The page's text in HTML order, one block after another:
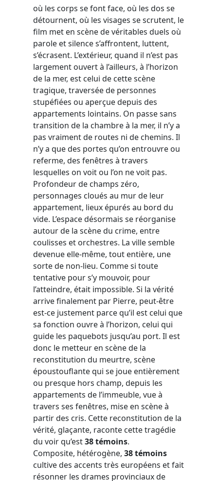
où les corps se font face, où les dos se
détournent, où les visages se scrutent, le
film met en scène de véritables duels où
parole et silence s’affrontent, luttent,
s’écrasent. L’extérieur, quand il n’est pas
largement ouvert à l’ailleurs, à l’horizon
de la mer, est celui de cette scène
tragique, traversée de personnes
stupéfiées ou aperçue depuis des
appartements lointains. On passe sans
transition de la chambre à la mer, il n’y a
pas vraiment de routes ni de chemins. Il
n’y a que des portes qu’on entrouvre ou
referme, des fenêtres à travers
lesquelles on voit ou l’on ne voit pas.
Profondeur de champs zéro,
personnages cloués au mur de leur
appartement, lieux épurés au bord du
vide. L’espace désormais se réorganise
autour de la scène du crime, entre
coulisses et orchestres. La ville semble
devenue elle-même, tout entière, une
sorte de non-lieu. Comme si toute
tentative pour s’y mouvoir, pour
l’atteindre, était impossible. Si la vérité
arrive finalement par Pierre, peut-être
est-ce justement parce qu’il est celui que
sa fonction ouvre à l’horizon, celui qui
guide les paquebots jusqu’au port. Il est
donc le metteur en scène de la
reconstitution du meurtre, scène
époustouflante qui se joue entièrement
ou presque hors champ, depuis les
appartements de l’immeuble, vue à
travers ses fenêtres, mise en scène à
partir des cris. Cette reconstitution de la
vérité, glaçante, raconte cette tragédie
du voir qu’est38 témoins.
Composite, hétérogène, 38 témoins
cultive des accents très européens et fait
résonner les drames provinciaux de